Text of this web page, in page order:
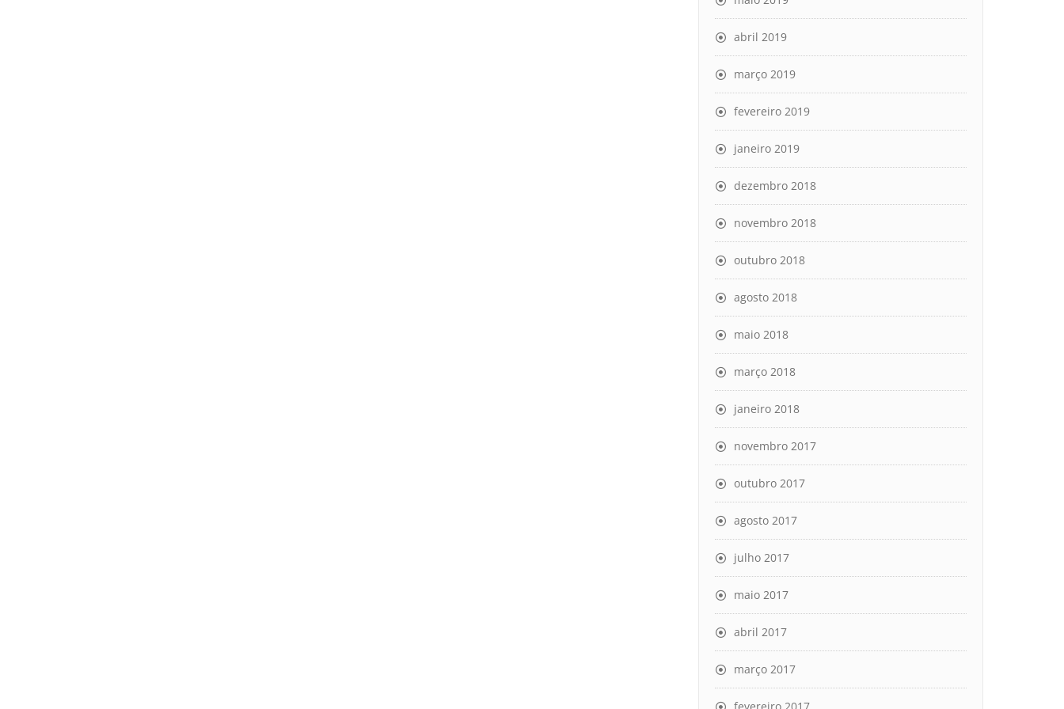
abril 2019
março 2019
fevereiro 2019
janeiro 2019
dezembro 2018
novembro 2018
outubro 2018
agosto 2018
maio 2018
março 2018
janeiro 2018
novembro 2017
outubro 2017
agosto 2017
julho 2017
maio 2017
abril 2017
março 2017